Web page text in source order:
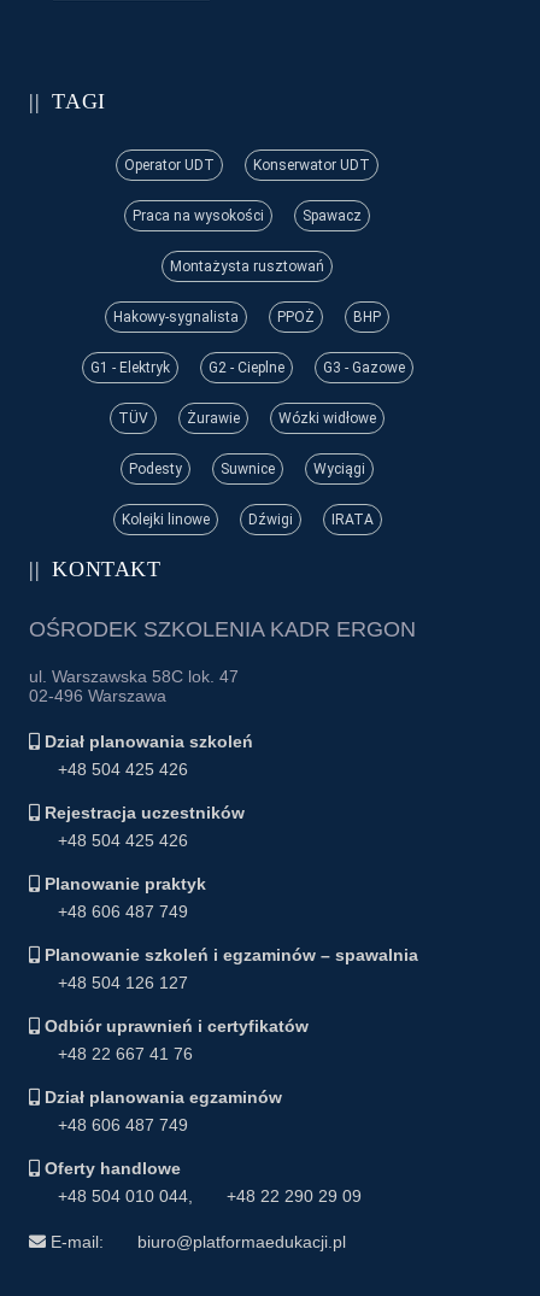
KONTAKT
OŚRODEK SZKOLENIA KADR ERGON
ul. Warszawska 58C lok. 47
02-496 Warszawa
Dział planowania szkoleń
+48 504 425 426
Rejestracja uczestników
+48 504 425 426
Planowanie praktyk
+48 606 487 749
Planowanie szkoleń i egzaminów – spawalnia
+48 504 126 127
Odbiór uprawnień i certyfikatów
+48 22 667 41 76
Dział planowania egzaminów
+48 606 487 749
Oferty handlowe
+48 504 010 044
+48 22 290 29 09
E-mail: biuro@platformaedukacji.pl
TAGI
Operator UDT Konserwator UDT
Praca na wysokości Spawacz
Montażysta rusztowań
Hakowy-sygnalista PPOŻ BHP
G1 - Elektryk G2 - Cieplne G3 - Gazowe
TÜV Żurawie Wózki widłowe
Podesty Suwnice Wyciągi
Kolejki linowe Dźwigi IRATA